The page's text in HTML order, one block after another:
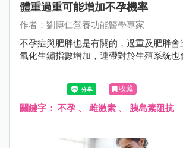
體重過重可能增加不孕機率
作者：劉博仁營養功能醫學專家
不孕症與肥胖也是有關的，過重及肥胖會
氧化生鏽指數增加，連帶對於生殖系統也
收藏
關鍵字： 不孕 、 雌激素 、 胰島素阻抗